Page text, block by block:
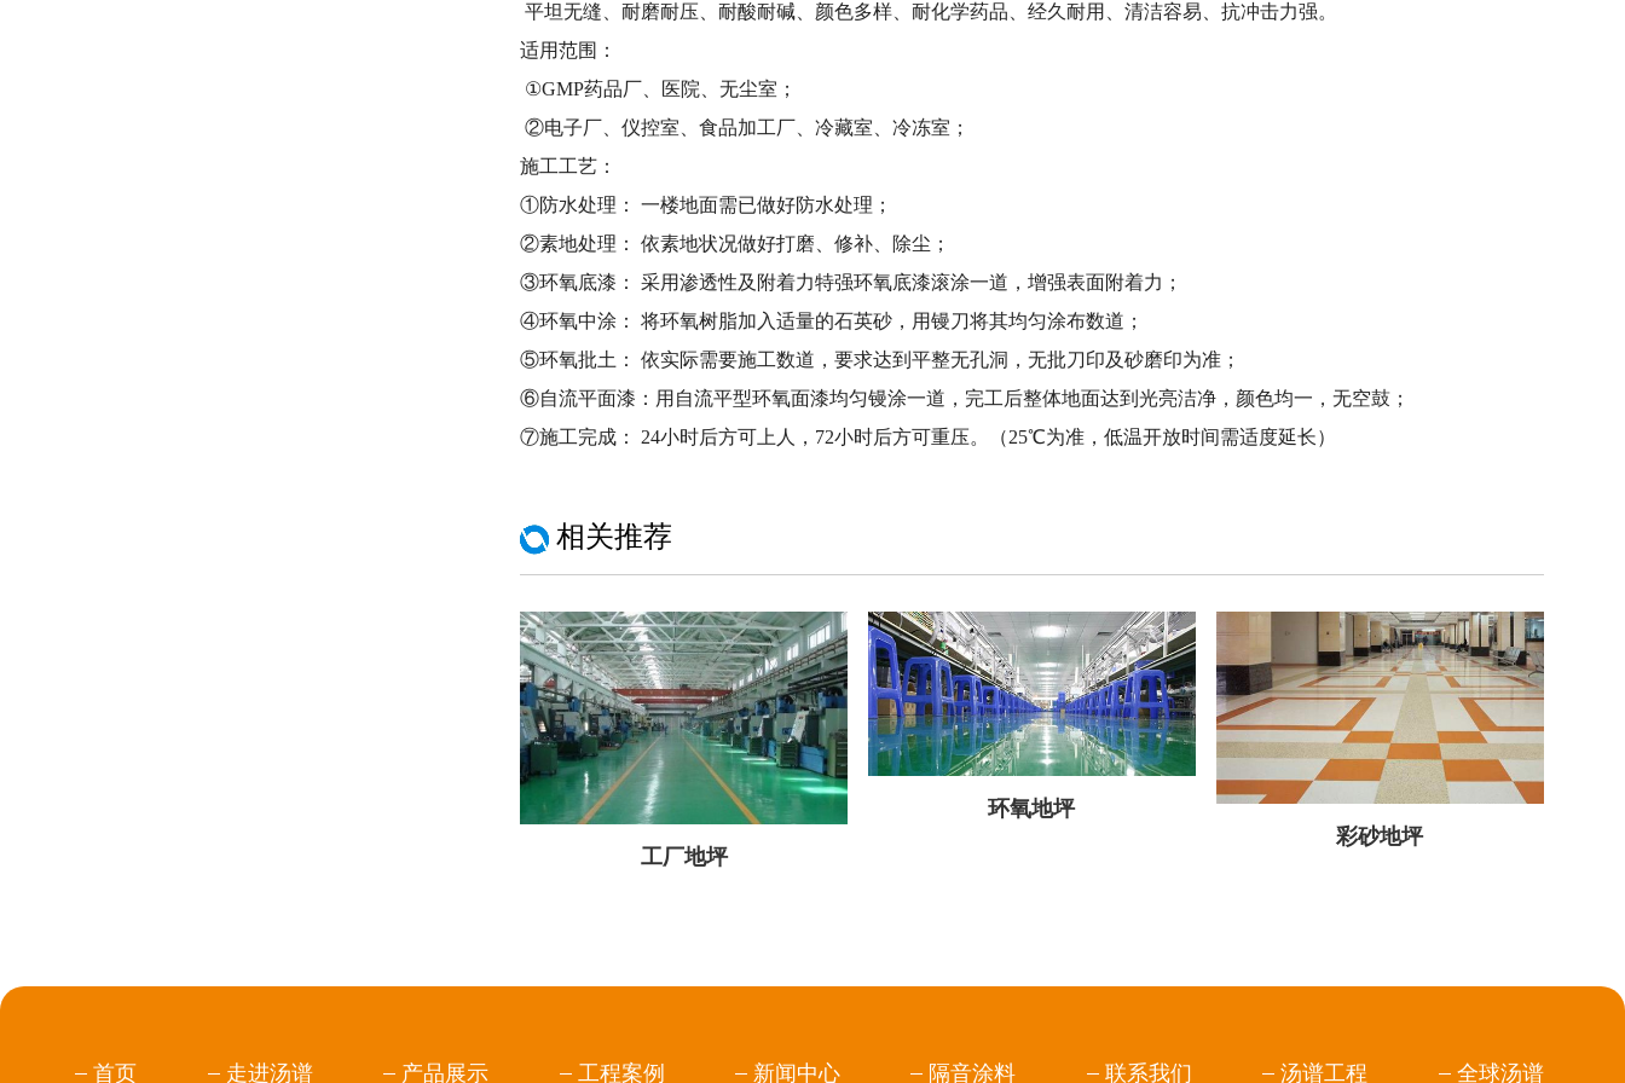
平坦无缝、耐磨耐压、耐酸耐碱、颜色多样、耐化学药品、经久耐用、清洁容易、抗冲击力强。
适用范围：
①GMP药品厂、医院、无尘室；
②电子厂、仪控室、食品加工厂、冷藏室、冷冻室；
施工工艺：
①防水处理： 一楼地面需已做好防水处理；
②素地处理： 依素地状况做好打磨、修补、除尘；
③环氧底漆： 采用渗透性及附着力特强环氧底漆滚涂一道，增强表面附着力；
④环氧中涂： 将环氧树脂加入适量的石英砂，用镘刀将其均匀涂布数道；
⑤环氧批土： 依实际需要施工数道，要求达到平整无孔洞，无批刀印及砂磨印为准；
⑥自流平面漆：用自流平型环氧面漆均匀镘涂一道，完工后整体地面达到光亮洁净，颜色均一，无空鼓；
⑦施工完成： 24小时后方可上人，72小时后方可重压。（25℃为准，低温开放时间需适度延长）
相关推荐
工厂地坪
环氧地坪
彩砂地坪
首页 走进汤谱 产品展示 工程案例 新闻中心 隔音涂料 联系我们 汤谱工程 全球汤谱